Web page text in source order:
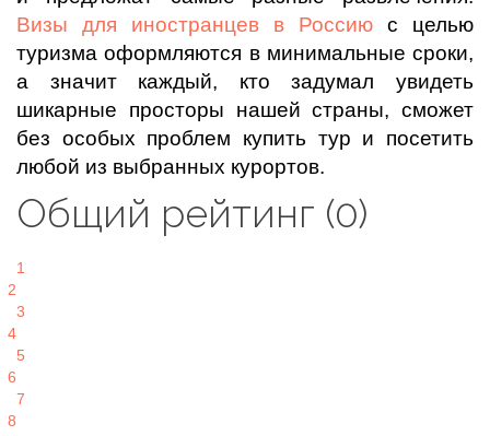
Визы для иностранцев в Россию с целью
туризма оформляются в минимальные сроки,
а значит каждый, кто задумал увидеть
шикарные просторы нашей страны, сможет
без особых проблем купить тур и посетить
любой из выбранных курортов.
Общий рейтинг (0)
1
2
3
4
5
6
7
8